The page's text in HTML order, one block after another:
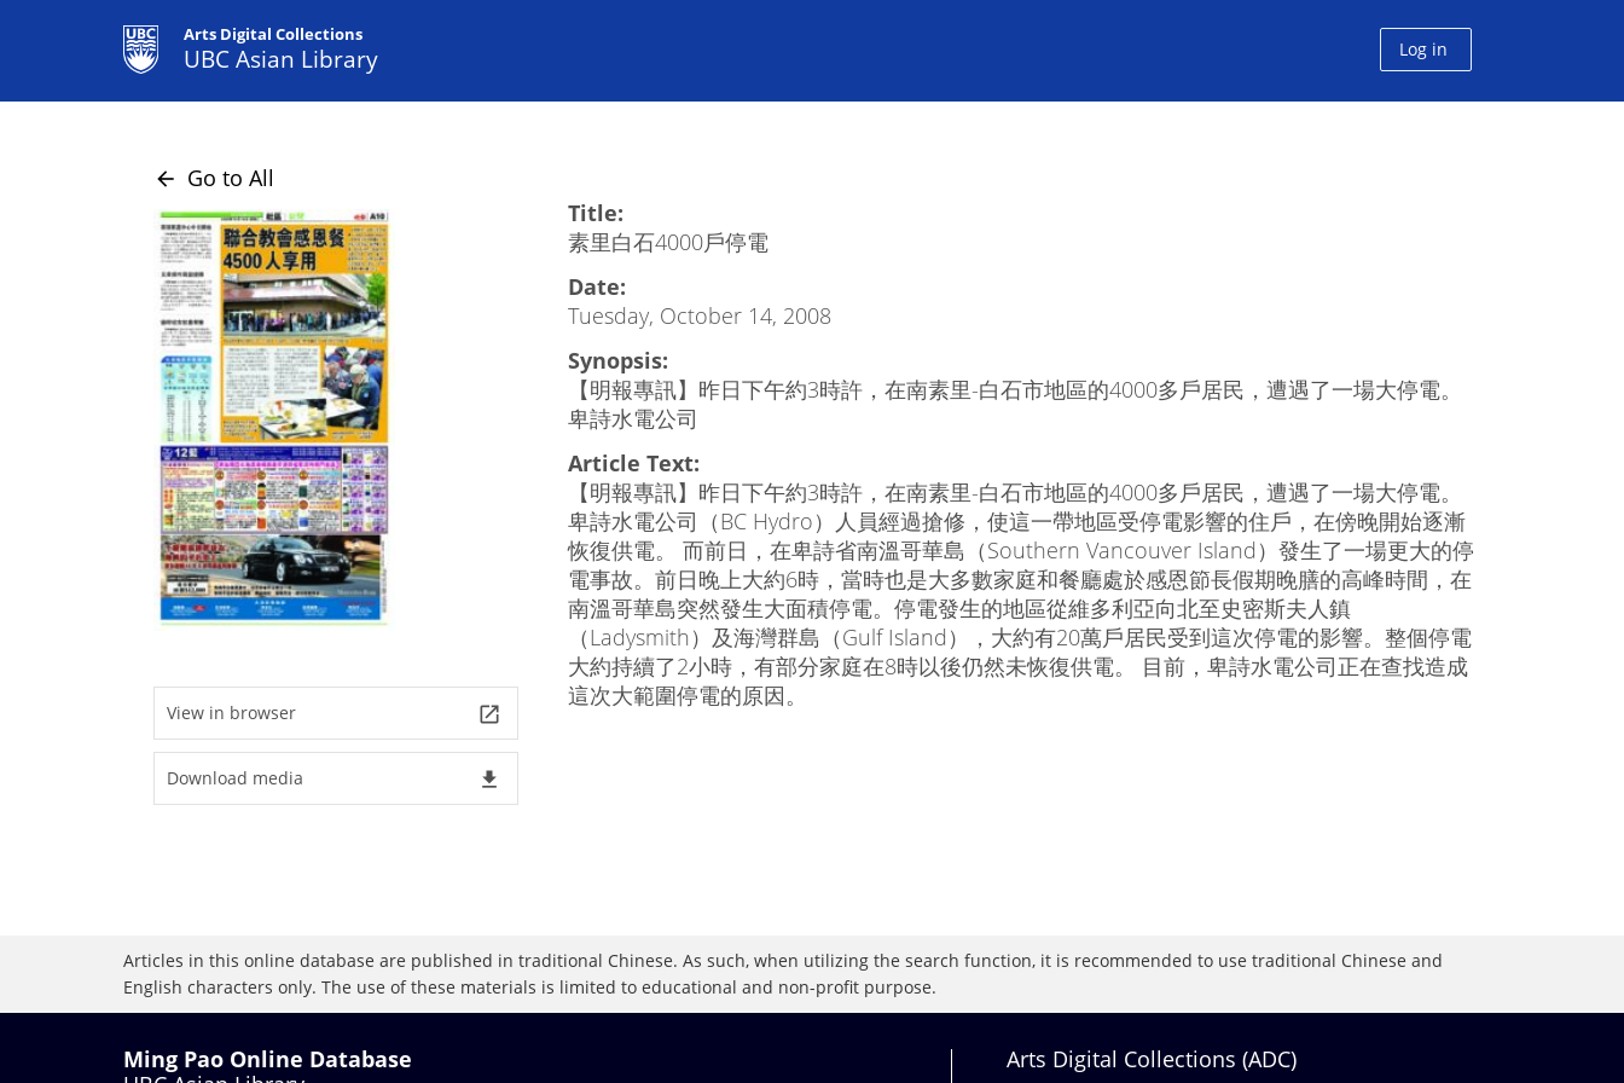
Arts Digital Collections
UBC Asian Library Log in
arrow_back Go to All
View in browser launch
Download media file_download
Title:
素里白石4000戶停電
Date:
Tuesday, October 14, 2008
Synopsis:
【明報專訊】昨日下午約3時許，在南素里-白石市地區的4000多戶居民，遭遇了一場大停電。
卑詩水電公司
Article Text:
【明報專訊】昨日下午約3時許，在南素里-白石市地區的4000多戶居民，遭遇了一場大停電。
卑詩水電公司（BC Hydro）人員經過搶修，使這一帶地區受停電影響的住戶，在傍晚開始逐漸
恢復供電。 而前日，在卑詩省南溫哥華島（Southern Vancouver Island）發生了一場更大的停
電事故。前日晚上大約6時，當時也是大多數家庭和餐廳處於感恩節長假期晚膳的高峰時間，在
南溫哥華島突然發生大面積停電。停電發生的地區從維多利亞向北至史密斯夫人鎮
（Ladysmith）及海灣群島（Gulf Island），大約有20萬戶居民受到這次停電的影響。整個停電
大約持續了2小時，有部分家庭在8時以後仍然未恢復供電。 目前，卑詩水電公司正在查找造成
這次大範圍停電的原因。
Articles in this online database are published in traditional Chinese. As such, when utilizing the search function, it is recommended to use traditional Chinese and
English characters only. The use of these materials is limited to educational and non-profit purpose.
Ming Pao Online Database
Arts Digital Collections (ADC)